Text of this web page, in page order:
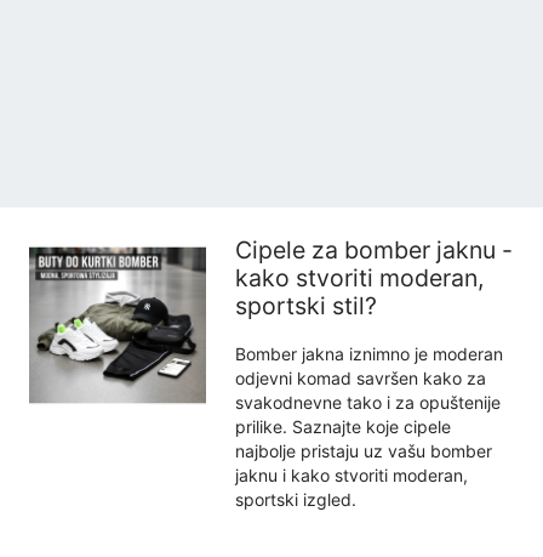
Cipele za bomber jaknu -
kako stvoriti moderan,
sportski stil?
Bomber jakna iznimno je moderan
odjevni komad savršen kako za
svakodnevne tako i za opuštenije
prilike. Saznajte koje cipele
najbolje pristaju uz vašu bomber
jaknu i kako stvoriti moderan,
sportski izgled.